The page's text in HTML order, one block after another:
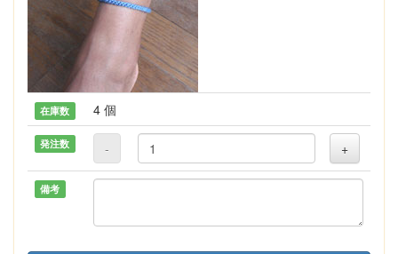
在庫数 4 個
発注数 - +
備考